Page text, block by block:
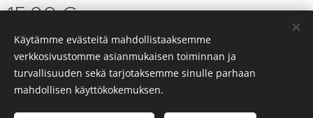
15,90€
LuotuWebnodella Evästeet
Käytämme evästeitä mahdollistaaksemme
verkkosivustomme asianmukaisen toiminnan ja
turvallisuuden sekä tarjotaksemme sinulle parhaan
mahdollisen käyttökokemuksen.